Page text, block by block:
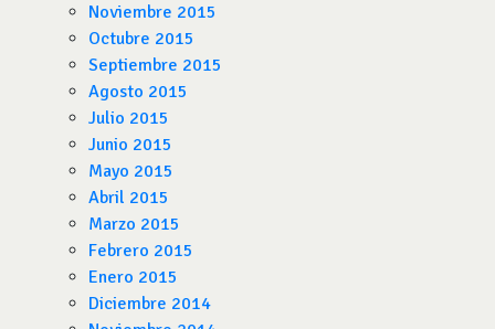
Noviembre 2015
Octubre 2015
Septiembre 2015
Agosto 2015
Julio 2015
Junio 2015
Mayo 2015
Abril 2015
Marzo 2015
Febrero 2015
Enero 2015
Diciembre 2014